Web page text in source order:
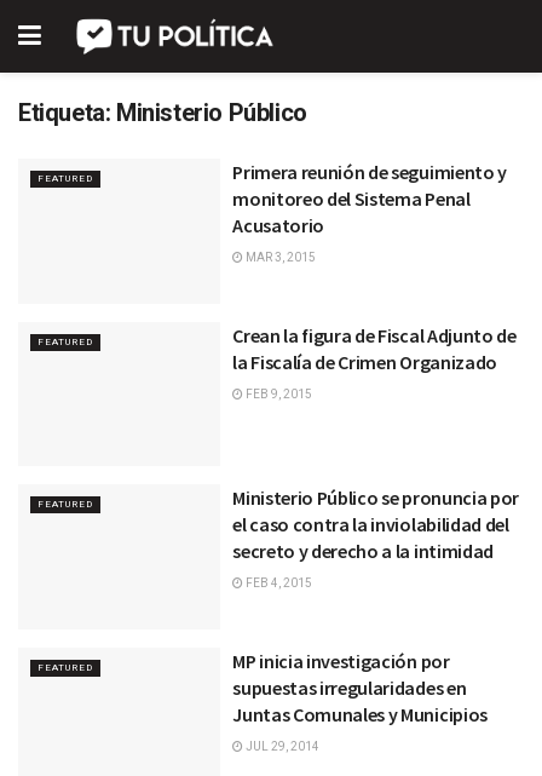
Etiqueta: Ministerio Público
FEATURED
Primera reunión de seguimiento y
monitoreo del Sistema Penal
Acusatorio
MAR 3, 2015
FEATURED
Crean la figura de Fiscal Adjunto de
la Fiscalía de Crimen Organizado
FEB 9, 2015
FEATURED
Ministerio Público se pronuncia por
el caso contra la inviolabilidad del
secreto y derecho a la intimidad
FEB 4, 2015
FEATURED
MP inicia investigación por
supuestas irregularidades en
Juntas Comunales y Municipios
JUL 29, 2014